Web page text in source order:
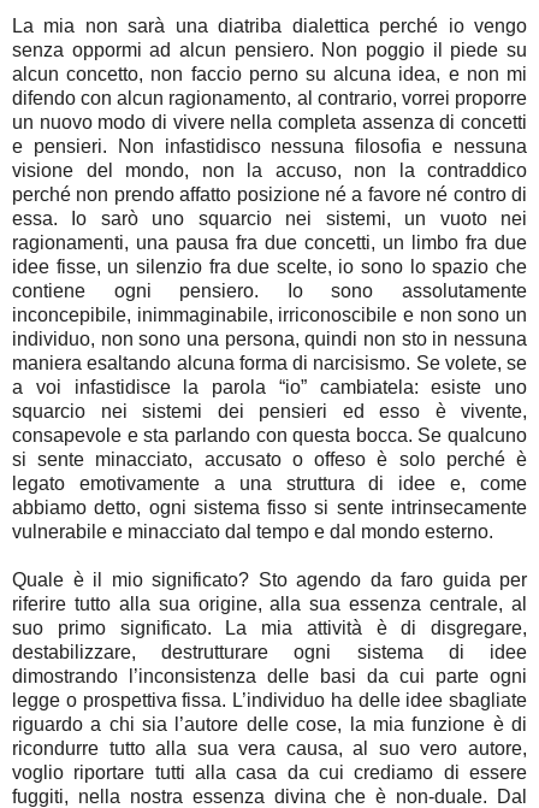
La mia non sarà una diatriba dialettica perché io vengo
senza oppormi ad alcun pensiero. Non poggio il piede su
alcun concetto, non faccio perno su alcuna idea, e non mi
difendo con alcun ragionamento, al contrario, vorrei proporre
un nuovo modo di vivere nella completa assenza di concetti
e pensieri. Non infastidisco nessuna filosofia e nessuna
visione del mondo, non la accuso, non la contraddico
perché non prendo affatto posizione né a favore né contro di
essa. Io sarò uno squarcio nei sistemi, un vuoto nei
ragionamenti, una pausa fra due concetti, un limbo fra due
idee fisse, un silenzio fra due scelte, io sono lo spazio che
contiene ogni pensiero. Io sono assolutamente
inconcepibile, inimmaginabile, irriconoscibile e non sono un
individuo, non sono una persona, quindi non sto in nessuna
maniera esaltando alcuna forma di narcisismo. Se volete, se
a voi infastidisce la parola “io” cambiatela: esiste uno
squarcio nei sistemi dei pensieri ed esso è vivente,
consapevole e sta parlando con questa bocca. Se qualcuno
si sente minacciato, accusato o offeso è solo perché è
legato emotivamente a una struttura di idee e, come
abbiamo detto, ogni sistema fisso si sente intrinsecamente
vulnerabile e minacciato dal tempo e dal mondo esterno.
Quale è il mio significato? Sto agendo da faro guida per
riferire tutto alla sua origine, alla sua essenza centrale, al
suo primo significato. La mia attività è di disgregare,
destabilizzare, destrutturare ogni sistema di idee
dimostrando l’inconsistenza delle basi da cui parte ogni
legge o prospettiva fissa. L’individuo ha delle idee sbagliate
riguardo a chi sia l’autore delle cose, la mia funzione è di
ricondurre tutto alla sua vera causa, al suo vero autore,
voglio riportare tutti alla casa da cui crediamo di essere
fuggiti, nella nostra essenza divina che è non-duale. Dal